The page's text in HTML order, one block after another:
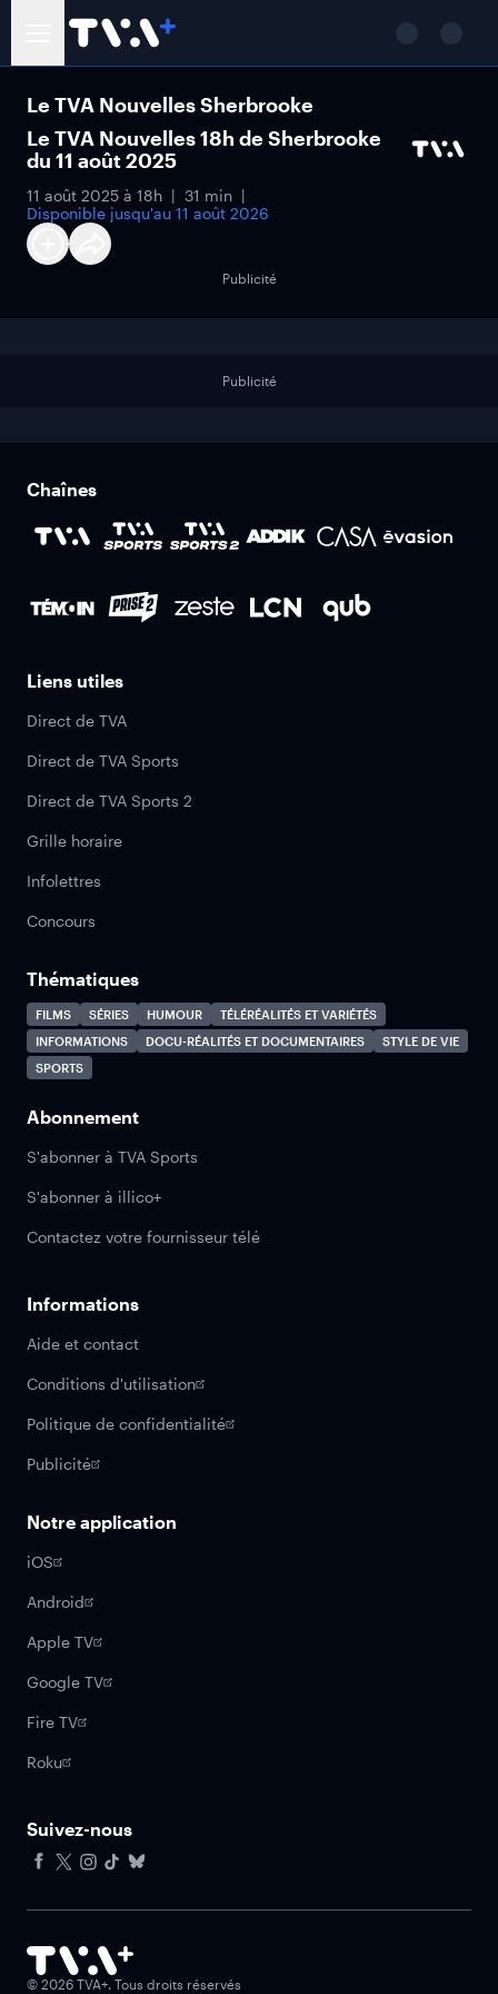
Le TVA Nouvelles Sherbrooke
Le TVA Nouvelles 18h de Sherbrooke
du 11 août 2025
11 août 2025 à 18h
31 min
Disponible jusqu'au 11 août 2026
Publicité
Publicité
Chaînes
Liens utiles
Direct de TVA
Direct de TVA Sports
Direct de TVA Sports 2
Grille horaire
Infolettres
Concours
Thématiques
FILMS SÉRIES HUMOUR
TÉLÉRÉALITÉS ET VARIÉTÉS
INFORMATIONS
DOCU-RÉALITÉS ET DOCUMENTAIRES
STYLE DE VIE
SPORTS
Abonnement
S'abonner à TVA Sports
S'abonner à illico+
Contactez votre fournisseur télé
Informations
Aide et contact
Conditions d'utilisation
Politique de confidentialité
Publicité
Notre application
iOS
Android
Apple TV
Google TV
Fire TV
Roku
Suivez-nous
© 2026 TVA+. Tous droits réservés